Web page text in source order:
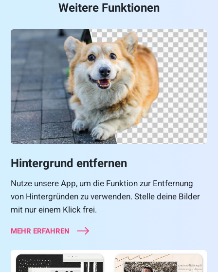
Weitere Funktionen
Hintergrund entfernen
Nutze unsere App, um die Funktion zur Entfernung
von Hintergründen zu verwenden. Stelle deine Bilder
mit nur einem Klick frei.
MEHR ERFAHREN